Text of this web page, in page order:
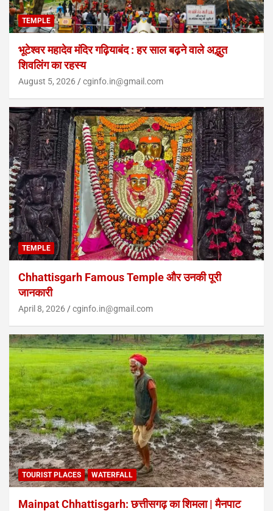
TEMPLE
भूटेश्वर महादेव मंदिर गढ़ियाबंद : हर साल बढ़ने वाले अद्भुत
शिवलिंग का रहस्य
August 5, 2026 cginfo.in@gmail.com
TEMPLE
Chhattisgarh Famous Temple और उनकी पूरी
जानकारी
April 8, 2026 cginfo.in@gmail.com
TOURIST PLACES WATERFALL
Mainpat Chhattisgarh: छत्तीसगढ़ का शिमला | मैनपाट